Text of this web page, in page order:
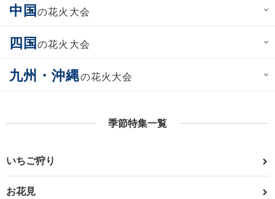
中国の花火大会
四国の花火大会
九州・沖縄の花火大会
季節特集一覧
いちご狩り
お花見